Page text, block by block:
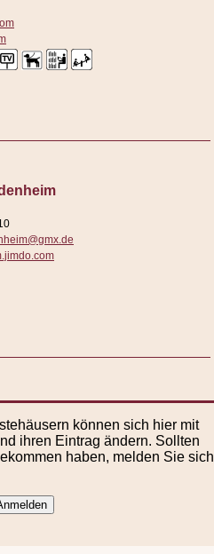
können sich hier mit
ihren Eintrag ändern. Sollten
haben, melden Sie sich